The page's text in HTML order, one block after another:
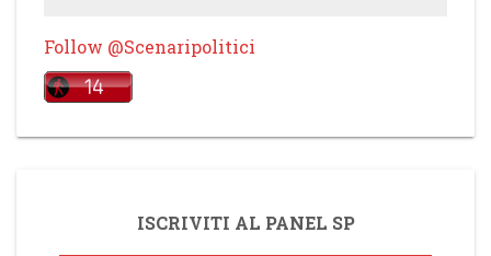
Follow @Scenaripolitici
ISCRIVITI AL PANEL SP